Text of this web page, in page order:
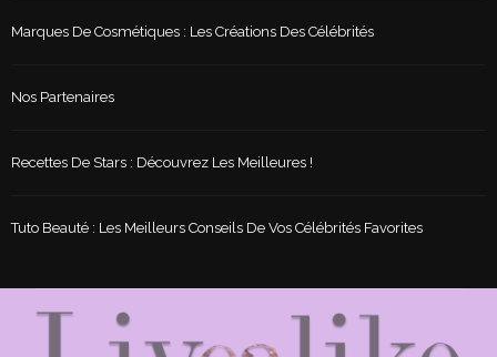
Marques De Cosmétiques : Les Créations Des Célébrités
Nos Partenaires
Recettes De Stars : Découvrez Les Meilleures !
Tuto Beauté : Les Meilleurs Conseils De Vos Célébrités Favorites